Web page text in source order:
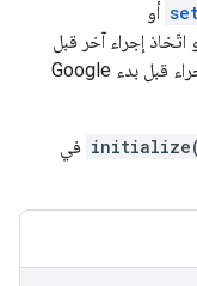
أو
إجراء آخر قبل
بدء Google
في